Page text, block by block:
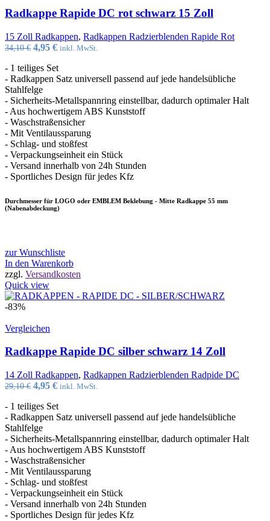
Radkappe Rapide DC rot schwarz 15 Zoll
15 Zoll Radkappen, Radkappen Radzierblenden Rapide Rot
34,10€ Ursprünglicher
war:
34,10 €
4,95 €Aktueller
ist:
4,95 €.
inkl. MwSt.
- 1 teiliges Set
- Radkappen Satz universell passend auf jede handelsübliche
Stahlfelge
- Sicherheits-Metallspannring einstellbar, dadurch optimaler Halt
- Aus hochwertigem ABS Kunststoff
- Waschstraßensicher
- Mit Ventilaussparung
- Schlag- und stoßfest
- Verpackungseinheit ein Stück
- Versand innerhalb von 24h Stunden
- Sportliches Design für jedes Kfz
Durchmesser für LOGO oder EMBLEM Beklebung - Mitte Radkappe 55 mm
(Nabenabdeckung)
zur Wunschliste
In den Warenkorb
zzgl. Versandkosten
Quick view
-83%
Vergleichen
Radkappe Rapide DC silber schwarz 14 Zoll
14 Zoll Radkappen, Radkappen Radzierblenden Radpide DC
29,10€ Ursprünglicher
war:
29,10 €
4,95 €Aktueller
ist:
4,95 €.
inkl. MwSt.
- 1 teiliges Set
- Radkappen Satz universell passend auf jede handelsübliche
Stahlfelge
- Sicherheits-Metallspannring einstellbar, dadurch optimaler Halt
- Aus hochwertigem ABS Kunststoff
- Waschstraßensicher
- Mit Ventilaussparung
- Schlag- und stoßfest
- Verpackungseinheit ein Stück
- Versand innerhalb von 24h Stunden
- Sportliches Design für jedes Kfz